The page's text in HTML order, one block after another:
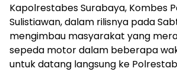
Kapolrestabes Surabaya, Kombes
Sulistiawan, dalam rilisnya pada
mengimbau masyarakat yang
sepeda motor dalam beberapa
untuk datang langsung ke